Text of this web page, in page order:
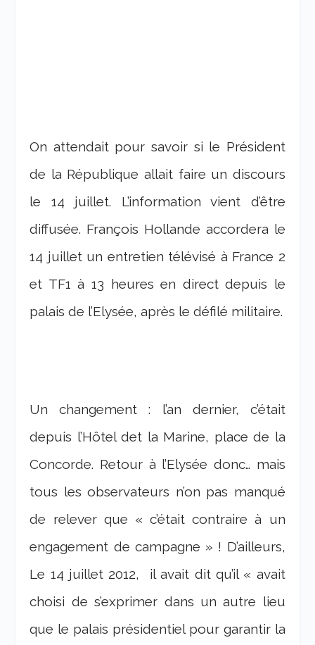
On attendait pour savoir si le Président
de la République allait faire un discours
le 14 juillet. L’information vient d’être
diffusée. François Hollande accordera le
14 juillet un entretien télévisé à France 2
et TF1 à 13 heures en direct depuis le
palais de l’Elysée, après le défilé militaire.
Un changement : l’an dernier, c’était
depuis l’Hôtel det la Marine, place de la
Concorde. Retour à l’Elysée donc… mais
tous les observateurs n’on pas manqué
de relever que « c’était contraire à un
engagement de campagne » ! D’ailleurs,
Le 14 juillet 2012, il avait dit qu’il « avait
choisi de s’exprimer dans un autre lieu
que le palais présidentiel pour garantir la